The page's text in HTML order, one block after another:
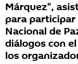
Márquez",
para
Nacional de
diálogos con
los